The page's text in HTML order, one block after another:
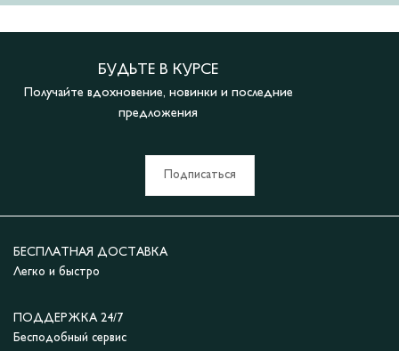
БУДЬТЕ В КУРСЕ
Получайте вдохновение, новинки и последние
предложения
Подписаться
БЕСПЛАТНАЯ ДОСТАВКА
Легко и быстро
ПОДДЕРЖКА 24/7
Бесподобный сервис